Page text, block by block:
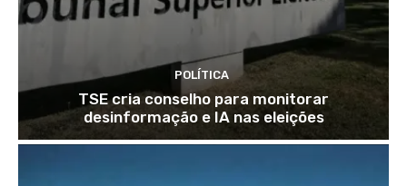
POLÍTICA
TSE cria conselho para monitorar
desinformação e IA nas eleições